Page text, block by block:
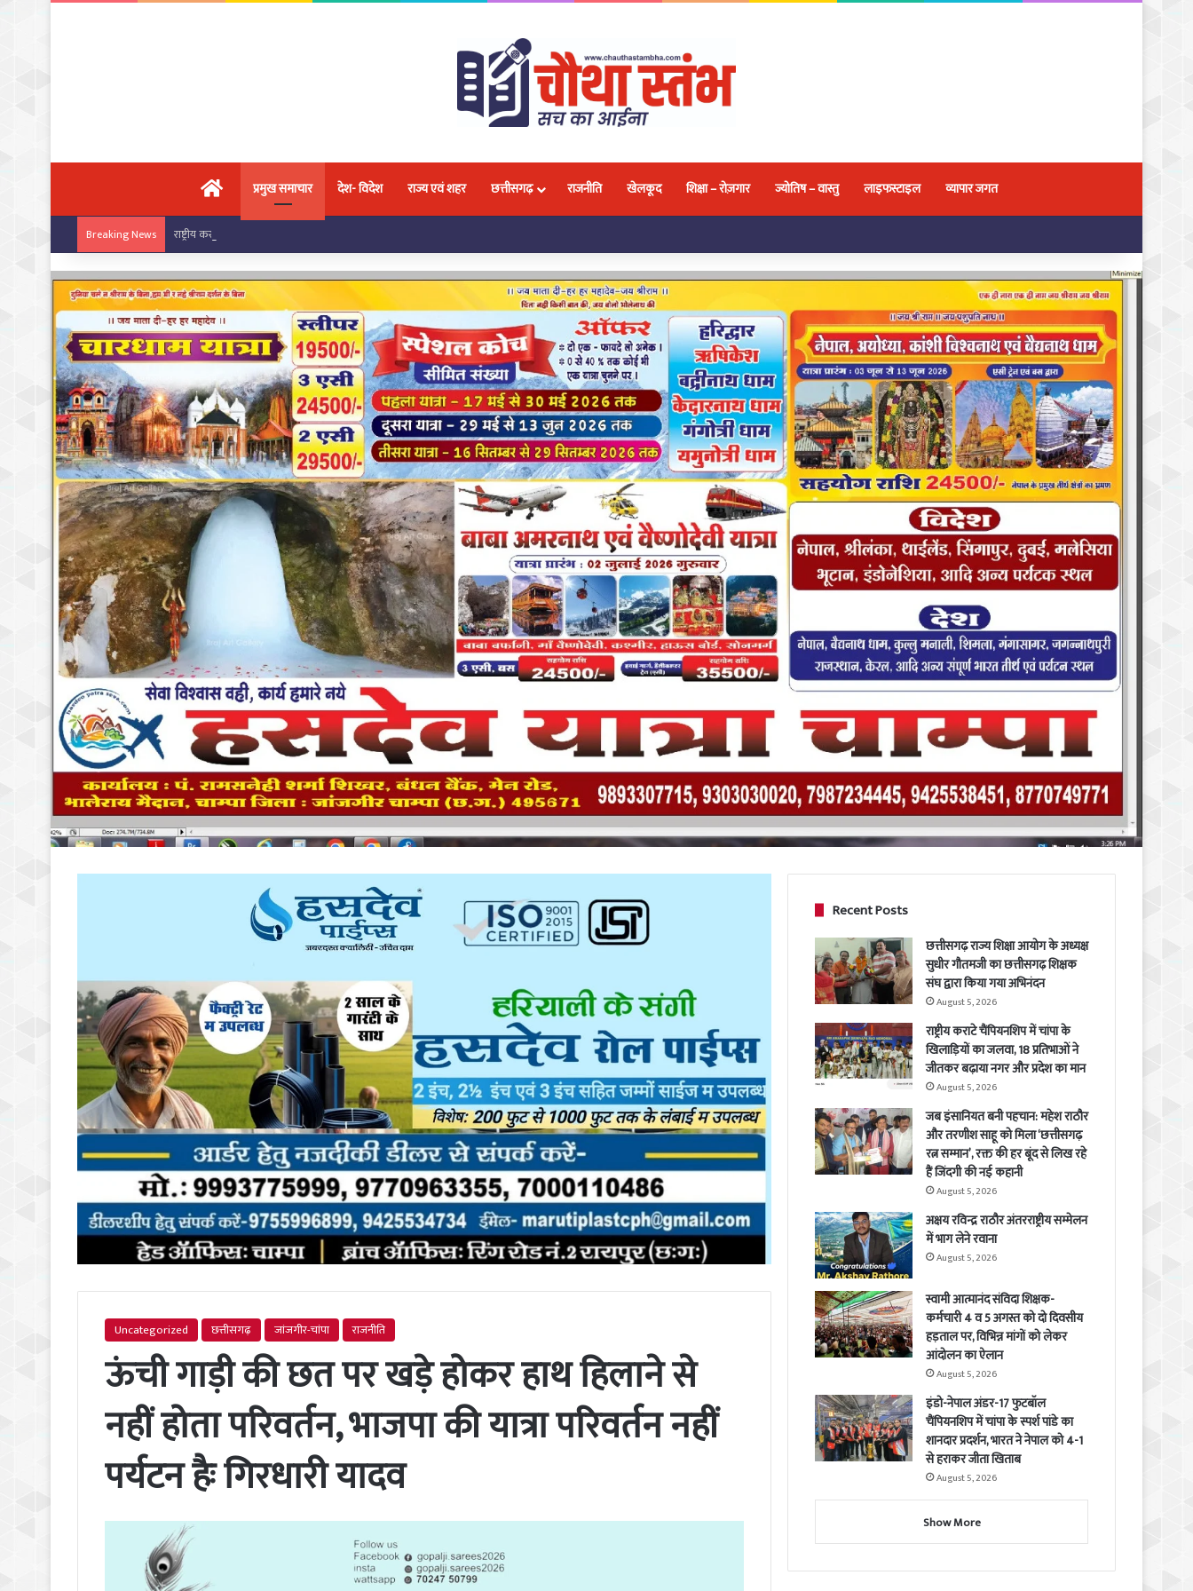
मुख्य पृष्ठप्रमुख समाचार देश- विदेश राज्य एवं शहर छत्तीसगढ़ राजनीति खेलकूद शिक्षा – रोज़गार ज्योतिष – वास्तु लाइफस्टाइल व्यापार जगत
Breaking News राष्ट्रीय कराटे चैंपियनशिप में चांपा के खिलाड़ियों का जलवा, 18 प्रतिभाओं ने जीतकर बढ़ाया नगर और प्रदेश का मान
Uncategorized छत्तीसगढ़ जांजगीर-चांपा राजनीति
ऊंची गाड़ी की छत पर खड़े होकर हाथ हिलाने से
नहीं होता परिवर्तन, भाजपा की यात्रा परिवर्तन नहीं
पर्यटन हैः गिरधारी यादव
Recent Posts
छत्तीसगढ़ राज्य शिक्षा आयोग के अध्यक्ष
सुधीर गौतमजी का छत्तीसगढ़ शिक्षक
संघ द्वारा किया गया अभिनंदन
August 5, 2026
राष्ट्रीय कराटे चैंपियनशिप में चांपा के
खिलाड़ियों का जलवा, 18 प्रतिभाओं ने
जीतकर बढ़ाया नगर और प्रदेश का मान
August 5, 2026
जब इंसानियत बनी पहचान: महेश राठौर
और तरणीश साहू को मिला ‘छत्तीसगढ़
रत्न सम्मान’, रक्त की हर बूंद से लिख रहे
हैं जिंदगी की नई कहानी
August 5, 2026
अक्षय रविन्द्र राठौर अंतरराष्ट्रीय सम्मेलन
में भाग लेने रवाना
August 5, 2026
स्वामी आत्मानंद संविदा शिक्षक-
कर्मचारी 4 व 5 अगस्त को दो दिवसीय
हड़ताल पर, विभिन्न मांगों को लेकर
आंदोलन का ऐलान
August 5, 2026
इंडो-नेपाल अंडर-17 फुटबॉल
चैंपियनशिप में चांपा के स्पर्श पांडे का
शानदार प्रदर्शन, भारत ने नेपाल को 4-1
से हराकर जीता खिताब
August 5, 2026
Show More